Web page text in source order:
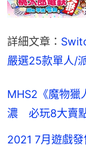
詳細文章：
嚴選25款單人/
MHS2《魔物獵
濃 必玩8大賣
2021 7月遊戲